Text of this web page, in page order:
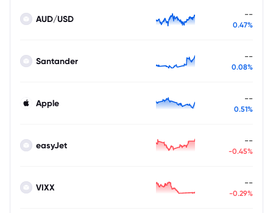
AUD/USD --
0.47%
Santander --
0.08%
Apple --
0.51%
easyJet --
-0.45%
VIXX --
-0.29%